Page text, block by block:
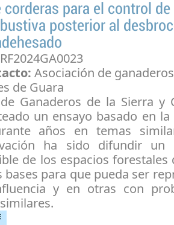
para el control de
posterior al
Asociación de
de Guara
Ganaderos de la Sierra y
un ensayo basado en la
años en temas
ha sido difundir un
de los espacios forestales
bases para que pueda ser
y en otras con